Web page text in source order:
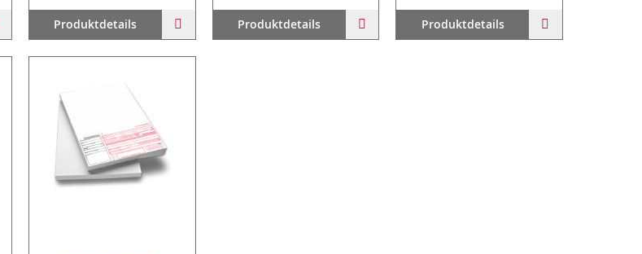
WUNSCHLISTE
HINZUFÜGEN
Produktdetails
WUNSCHLISTE
HINZUFÜGEN
Produktdetails
WUNSCHLISTE
HINZUFÜGEN
Produktdetails
HINZUFÜGEN